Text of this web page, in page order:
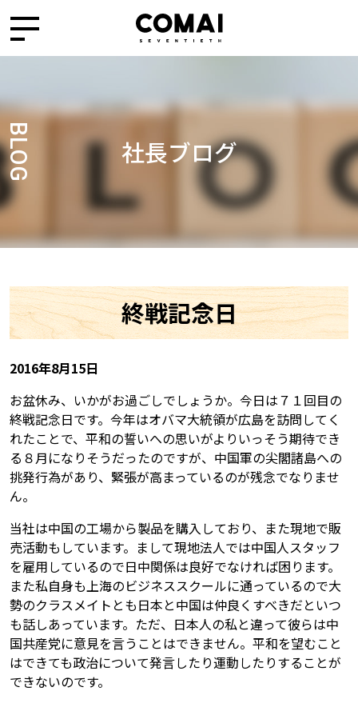
BLOG 社長ブログ
終戦記念日
2016年8月15日
お盆休み、いかがお過ごしでしょうか。今日は７１回目の
終戦記念日です。今年はオバマ大統領が広島を訪問してく
れたことで、平和の誓いへの思いがよりいっそう期待でき
る８月になりそうだったのですが、中国軍の尖閣諸島への
挑発行為があり、緊張が高まっているのが残念でなりませ
ん。
当社は中国の工場から製品を購入しており、また現地で販
売活動もしています。まして現地法人では中国人スタッフ
を雇用しているので日中関係は良好でなければ困ります。
また私自身も上海のビジネススクールに通っているので大
勢のクラスメイトとも日本と中国は仲良くすべきだといつ
も話しあっています。ただ、日本人の私と違って彼らは中
国共産党に意見を言うことはできません。平和を望むこと
はできても政治について発言したり運動したりすることが
できないのです。